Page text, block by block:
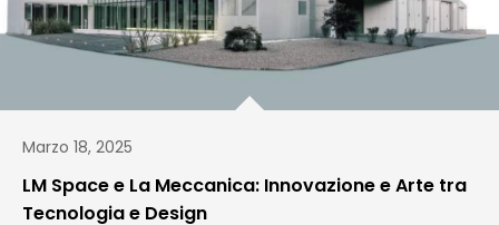
Marzo 18, 2025
LM Space e La Meccanica: Innovazione e Arte tra
Tecnologia e Design